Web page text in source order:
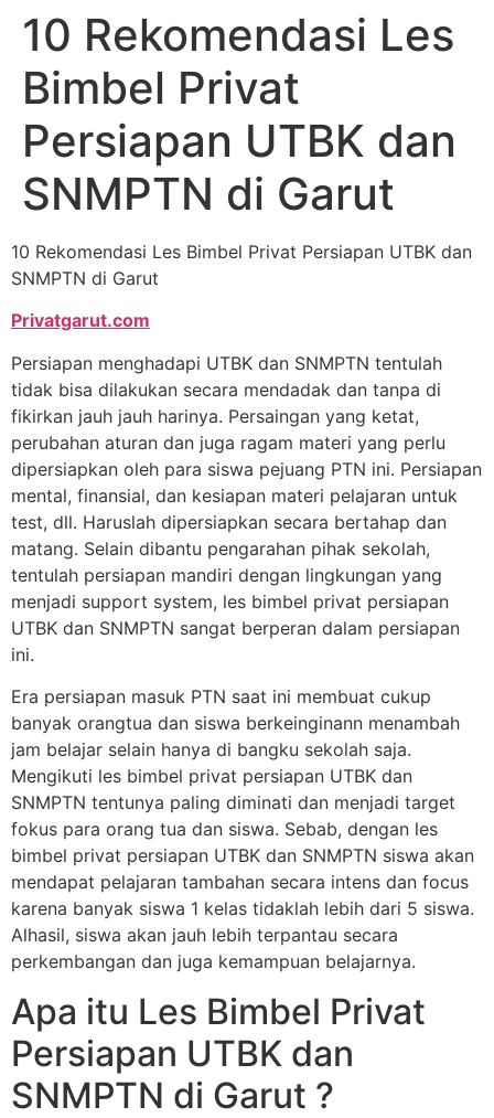
10 Rekomendasi Les
Bimbel Privat
Persiapan UTBK dan
SNMPTN di Garut
10 Rekomendasi Les Bimbel Privat Persiapan UTBK dan
SNMPTN di Garut
Privatgarut.com
Persiapan menghadapi UTBK dan SNMPTN tentulah
tidak bisa dilakukan secara mendadak dan tanpa di
fikirkan jauh jauh harinya. Persaingan yang ketat,
perubahan aturan dan juga ragam materi yang perlu
dipersiapkan oleh para siswa pejuang PTN ini. Persiapan
mental, finansial, dan kesiapan materi pelajaran untuk
test, dll. Haruslah dipersiapkan secara bertahap dan
matang. Selain dibantu pengarahan pihak sekolah,
tentulah persiapan mandiri dengan lingkungan yang
menjadi support system, les bimbel privat persiapan
UTBK dan SNMPTN sangat berperan dalam persiapan
ini.
Era persiapan masuk PTN saat ini membuat cukup
banyak orangtua dan siswa berkeinginann menambah
jam belajar selain hanya di bangku sekolah saja.
Mengikuti les bimbel privat persiapan UTBK dan
SNMPTN tentunya paling diminati dan menjadi target
fokus para orang tua dan siswa. Sebab, dengan les
bimbel privat persiapan UTBK dan SNMPTN siswa akan
mendapat pelajaran tambahan secara intens dan focus
karena banyak siswa 1 kelas tidaklah lebih dari 5 siswa.
Alhasil, siswa akan jauh lebih terpantau secara
perkembangan dan juga kemampuan belajarnya.
Apa itu Les Bimbel Privat
Persiapan UTBK dan
SNMPTN di Garut ?